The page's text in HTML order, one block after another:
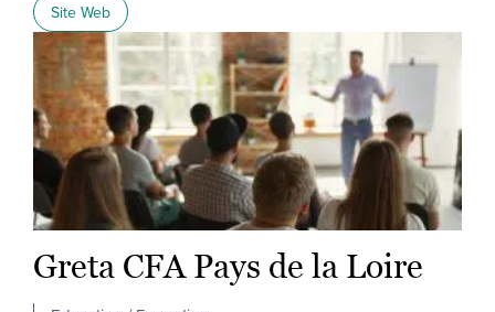
Site Web
Greta CFA Pays de la Loire